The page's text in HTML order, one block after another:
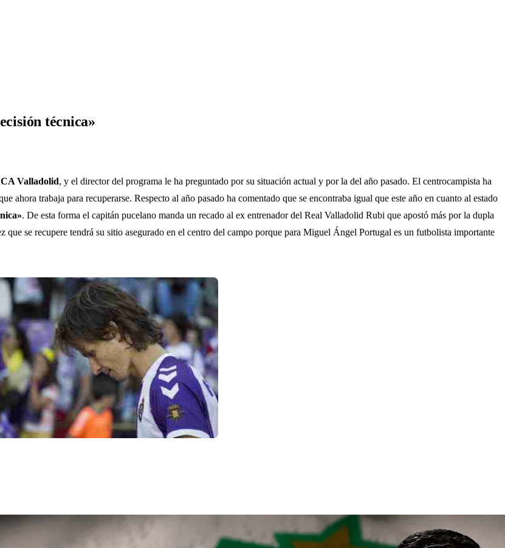
técnica»
Valladolid, y el director del programa le ha preguntado por su situación actual y por la del año pasado. El centrocampista ha
ahora trabaja para recuperarse. Respecto al año pasado ha comentado que se encontraba igual que este año en cuanto al estado
. De esta forma el capitán pucelano manda un recado al ex entrenador del Real Valladolid Rubi que apostó más por la dupla
que se recupere tendrá su sitio asegurado en el centro del campo porque para Miguel Ángel Portugal es un futbolista importante